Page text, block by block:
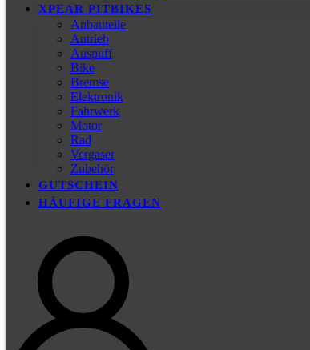
XPEAR PITBIKES
Anbauteile
Antrieb
Auspuff
Bike
Bremse
Elektronik
Fahrwerk
Motor
Rad
Vergaser
Zubehör
GUTSCHEIN
HÄUFIGE FRAGEN